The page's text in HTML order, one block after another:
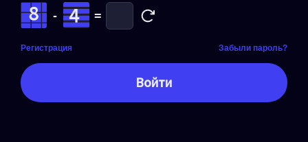
- =
Регистрация Забыли пароль?